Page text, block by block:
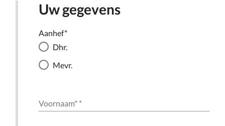
Uw gegevens
Aanhef*
Dhr.
Mevr.
Voornaam* *